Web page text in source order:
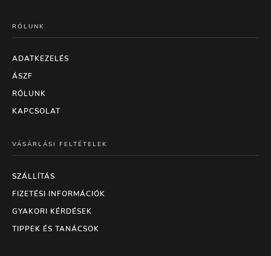
RÓLUNK
ADATKEZELÉS
ÁSZF
RÓLUNK
KAPCSOLAT
VÁSÁRLÁSI FELTÉTELEK
SZÁLLÍTÁS
FIZETÉSI INFORMÁCIÓK
GYAKORI KÉRDÉSEK
TIPPEK ÉS TANÁCSOK